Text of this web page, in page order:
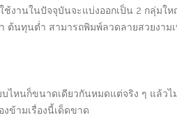
ช้งานในปัจจุบันจะแบ่งออกเป็น 2 กลุ่มใ
ต้นทุนต่ำ สามารถพิมพ์ลวดลายสวยงาม
ไหนก็ขนาดเดียวกันหมดแต่จริง ๆ แล้ว
ข้ามเรื่องนี้เด็ดขาด